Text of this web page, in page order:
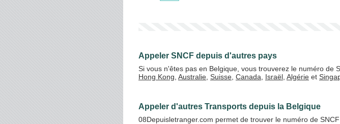
Appeler SNCF depuis d'autres pays
Si vous n'êtes pas en Belgique, vous trouverez le numéro de
Hong Kong Australie Suisse Canada Israël Algérie et
Appeler d'autres Transports depuis la Belgique
08Depuisletranger.com permet de trouver le numéro de